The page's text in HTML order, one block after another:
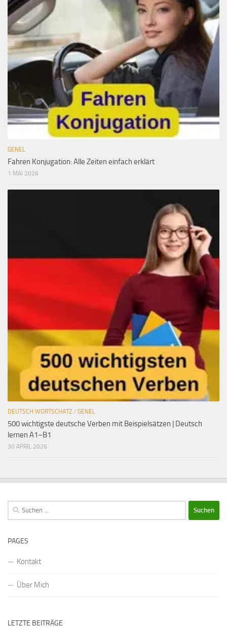
GENEL
Fahren Konjugation: Alle Zeiten einfach erklärt
1 MAI 2026
DEUTSCH WORTSCHATZ / GENEL
500 wichtigste deutsche Verben mit Beispielsätzen | Deutsch
lernen A1–B1
30 APRIL 2026
Suchen
nach:
PAGES
Kontakt
Über Mich
LETZTE BEITRÄGE